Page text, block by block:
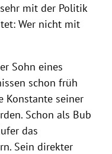
mit der Politik
Wer nicht mit
Sohn eines
schon früh
Konstante seiner
Schon als Bub
das
Sein direkter